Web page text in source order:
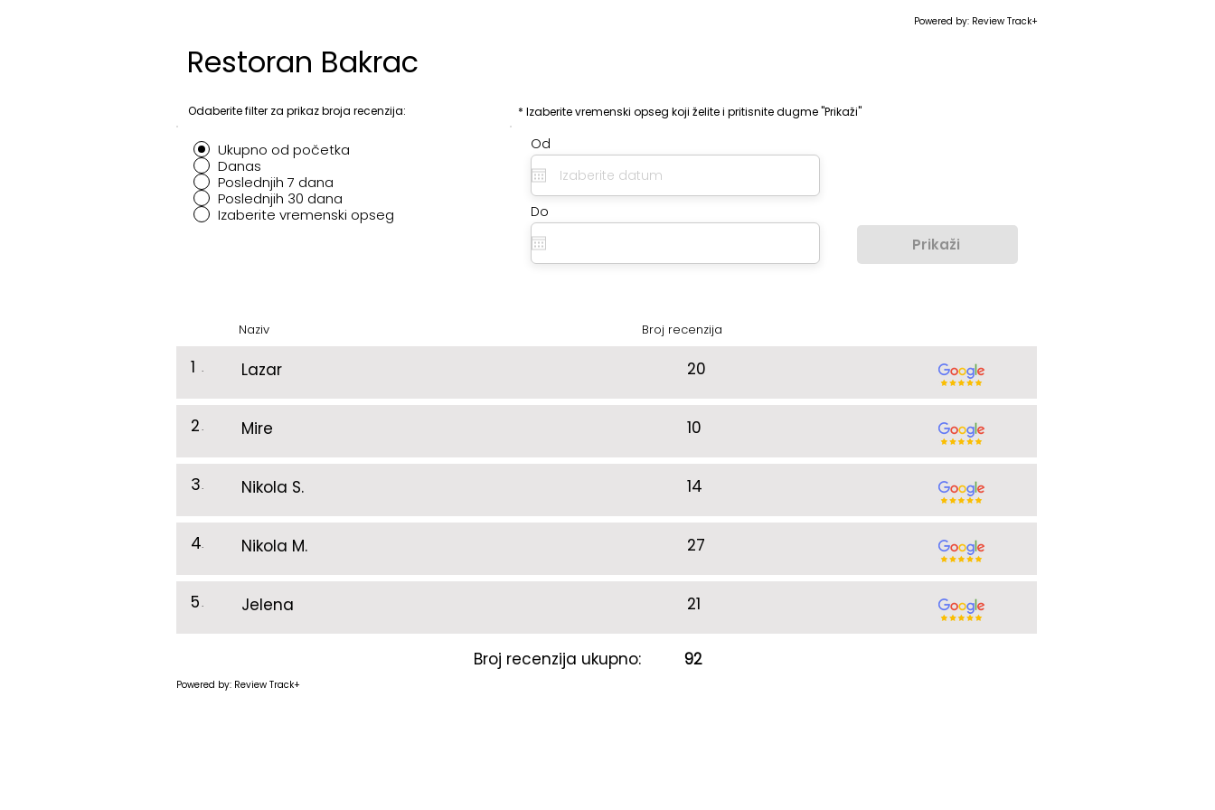
Powered by: Review Track+
Restoran Bakrac
Odaberite filter za prikaz broja recenzija:
Ukupno od početka
Danas
Poslednjih 7 dana
Poslednjih 30 dana
Izaberite vremenski opseg
Naziv
* Izaberite vremenski opseg koji želite i pritisnite dugme "Prikaži"
Od
Do
Prikaži
Broj recenzija
1 . Lazar 20
2. Mire 10
3. Nikola S. 14
4. Nikola M. 27
5. Jelena 21
Broj recenzija ukupno: 92
Powered by: Review Track+